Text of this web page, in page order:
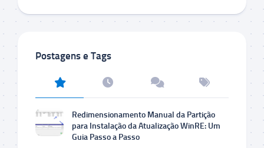
Postagens e Tags
Redimensionamento Manual da Partição
para Instalação da Atualização WinRE: Um
Guia Passo a Passo